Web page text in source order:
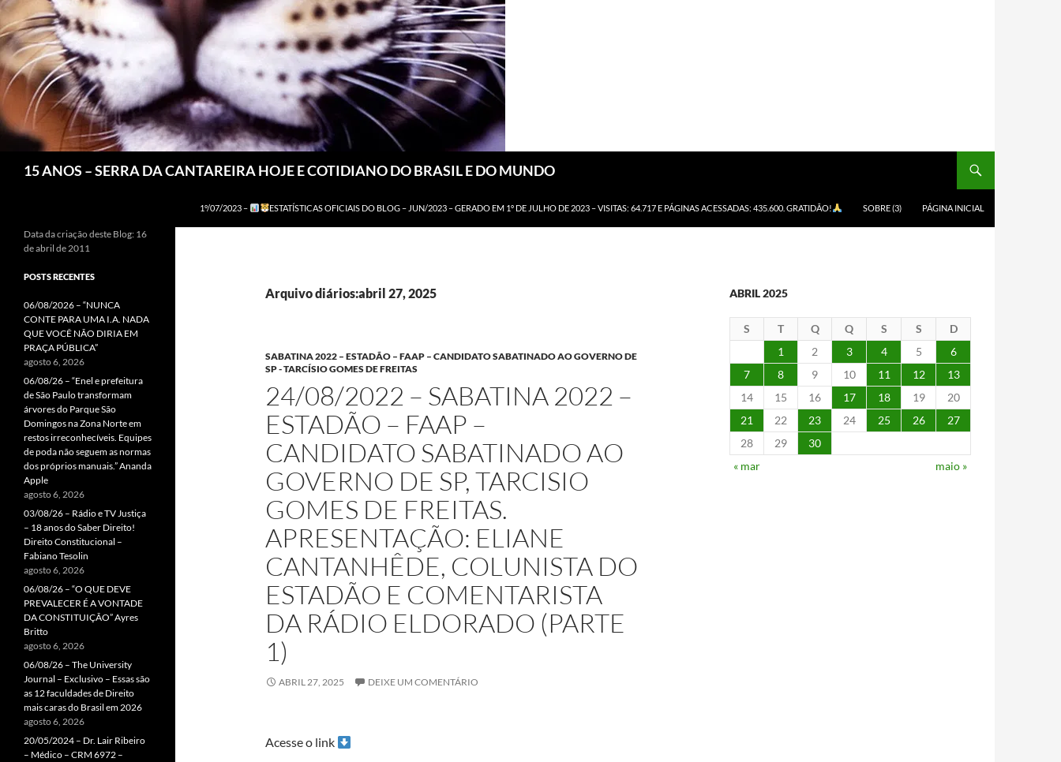
15 ANOS – SERRA DA CANTAREIRA HOJE E COTIDIANO DO BRASIL E DO MUNDO
1º/07/2023 – ESTATÍSTICAS OFICIAIS DO BLOG – JUN/2023 – GERADO EM 1º DE JULHO DE 2023 – VISITAS: 64.717 E PÁGINAS ACESSADAS: 435.600. GRATIDÃO! SOBRE (3) PÁGINA INICIAL
Arquivo diários:abril 27, 2025
SABATINA 2022 – ESTADÃO – FAAP – CANDIDATO SABATINADO AO GOVERNO DE
SP - TARCÍSIO GOMES DE FREITAS
24/08/2022 – SABATINA 2022 –
ESTADÃO – FAAP –
CANDIDATO SABATINADO AO
GOVERNO DE SP, TARCISIO
GOMES DE FREITAS.
APRESENTAÇÃO: ELIANE
CANTANHÊDE, COLUNISTA DO
ESTADÃO E COMENTARISTA
DA RÁDIO ELDORADO (PARTE
1)
ABRIL 27, 2025 DEIXE UM COMENTÁRIO
Acesse o link
ABRIL 2025
S T Q Q S S
D
1
2 3 4 5
6
7
8 9 10 11 12
13
14
15 16 17 18 19
20
21
22 23 24 25 26
27
28
29
30
« mar
maio »
Data da criação deste Blog: 16
de abril de 2011
POSTS RECENTES
06/08/2026 – “NUNCA
CONTE PARA UMA I.A. NADA
QUE VOCÊ NÃO DIRIA EM
PRAÇA PÚBLICA”
agosto 6, 2026
06/08/26 – “Enel e prefeitura
de São Paulo transformam
árvores do Parque São
Domingos na Zona Norte em
restos irreconhecíveis. Equipes
de poda não seguem as normas
dos próprios manuais.” Ananda
Apple
agosto 6, 2026
03/08/26 – Rádio e TV Justiça
– 18 anos do Saber Direito!
Direito Constitucional –
Fabiano Tesolin
agosto 6, 2026
06/08/26 – “O QUE DEVE
PREVALECER É A VONTADE
DA CONSTITUIÇÃO” Ayres
Britto
agosto 6, 2026
06/08/26 – The University
Journal – Exclusivo – Essas são
as 12 faculdades de Direito
mais caras do Brasil em 2026
agosto 6, 2026
20/05/2024 – Dr. Lair Ribeiro
– Médico – CRM 6972 –